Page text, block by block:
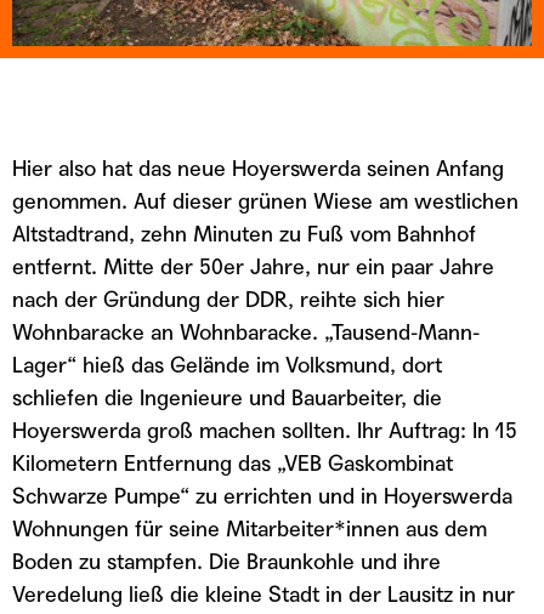
Hier also hat das neue Hoyerswerda seinen Anfang
genommen. Auf dieser grünen Wiese am westlichen
Altstadtrand, zehn Minuten zu Fuß vom Bahnhof
entfernt. Mitte der 50er Jahre, nur ein paar Jahre
nach der Gründung der DDR, reihte sich hier
Wohnbaracke an Wohnbaracke. „Tausend-Mann-
Lager“ hieß das Gelände im Volksmund, dort
schliefen die Ingenieure und Bauarbeiter, die
Hoyerswerda groß machen sollten. Ihr Auftrag: In 15
Kilometern Entfernung das „VEB Gaskombinat
Schwarze Pumpe“ zu errichten und in Hoyerswerda
Wohnungen für seine Mitarbeiter*innen aus dem
Boden zu stampfen. Die Braunkohle und ihre
Veredelung ließ die kleine Stadt in der Lausitz in nur